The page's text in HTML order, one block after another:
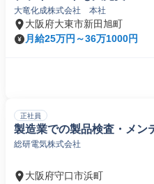
大竜化成株式会社 本社
大阪府大東市新田旭町
月給25万円～36万1000円
正社員
製造業での製品検査・メン
総研電気株式会社
大阪府守口市浜町